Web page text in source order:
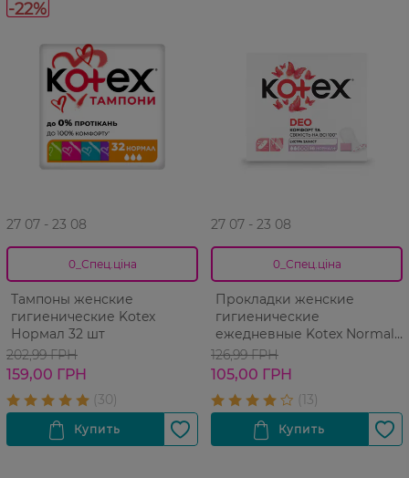
-22%
27 07 - 23 08
0_Спец.ціна
Тампоны женские
гигиенические Kotex
Нормал 32 шт
202,99 ГРН
159,00 ГРН
27 07 - 23 08
0_Спец.ціна
Прокладки женские
гигиенические
ежедневные Kotex Normal
Plus Deo 56 шт
126,99 ГРН
105,00 ГРН